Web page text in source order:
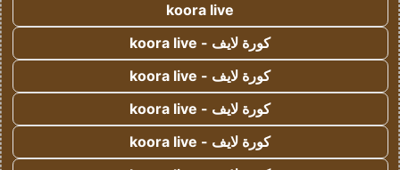
koora live
كورة لايف - koora live
كورة لايف - koora live
كورة لايف - koora live
كورة لايف - koora live